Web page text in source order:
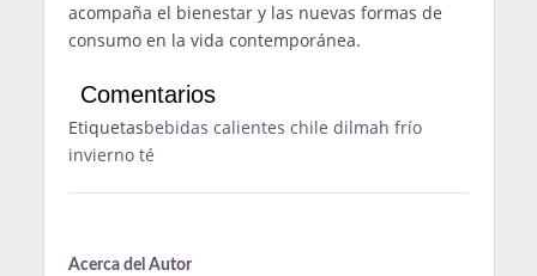
acompaña el bienestar y las nuevas formas de
consumo en la vida contemporánea.
Comentarios
Etiquetasbebidas calientes chile dilmah frío
invierno té
Acerca del Autor